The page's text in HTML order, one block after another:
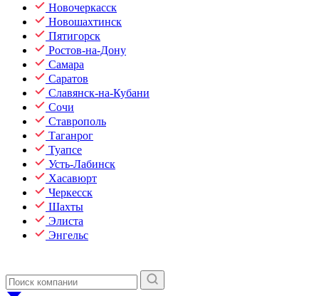
Новочеркасск
Новошахтинск
Пятигорск
Ростов-на-Дону
Самара
Саратов
Славянск-на-Кубани
Сочи
Ставрополь
Таганрог
Туапсе
Усть-Лабинск
Хасавюрт
Черкесск
Шахты
Элиста
Энгельс